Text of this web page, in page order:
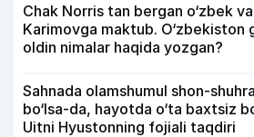
Chak Norris tan bergan o‘zbek
Karimovga maktub. O‘zbekiston
oldin nimalar haqida yozgan?
Sahnada olamshumul shon-
bo‘lsa-da, hayotda o‘ta baxtsiz
Uitni Hyustonning fojiali taqdiri